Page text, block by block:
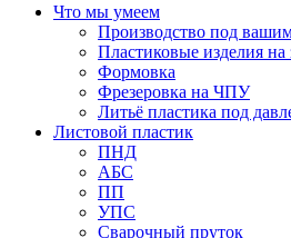
Что мы умеем
Производство под
Пластиковые изделия на
Формовка
Фрезеровка на ЧПУ
Литьё пластика под
Листовой пластик
ПНД
АБС
ПП
УПС
Сварочный пруток